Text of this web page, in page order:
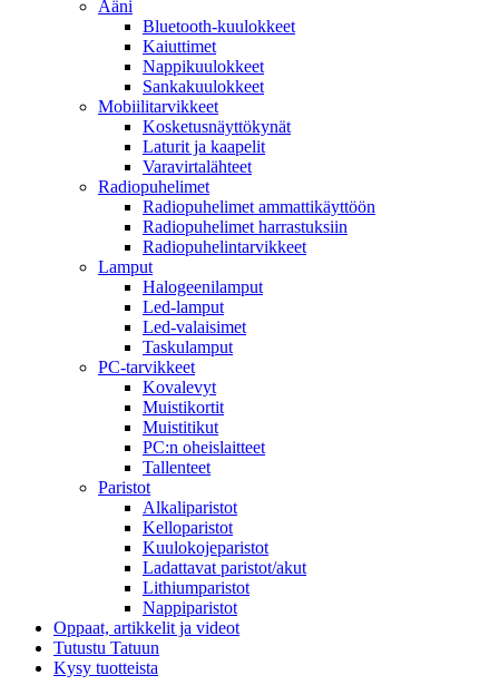
Ääni
Bluetooth-kuulokkeet
Kaiuttimet
Nappikuulokkeet
Sankakuulokkeet
Mobiilitarvikkeet
Kosketusnäyttökynät
Laturit ja kaapelit
Varavirtalähteet
Radiopuhelimet
Radiopuhelimet ammattikäyttöön
Radiopuhelimet harrastuksiin
Radiopuhelintarvikkeet
Lamput
Halogeenilamput
Led-lamput
Led-valaisimet
Taskulamput
PC-tarvikkeet
Kovalevyt
Muistikortit
Muistitikut
PC:n oheislaitteet
Tallenteet
Paristot
Alkaliparistot
Kelloparistot
Kuulokojeparistot
Ladattavat paristot/akut
Lithiumparistot
Nappiparistot
Oppaat, artikkelit ja videot
Tutustu Tatuun
Kysy tuotteista